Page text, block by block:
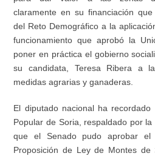
claramente en su financiación
del Reto Demográfico a la
funcionamiento que aprobó la
poner en práctica el gobierno
su candidata, Teresa Ribera a
medidas agrarias y ganaderas.
El diputado nacional ha
Popular de Soria, respaldado por
que el Senado pudo aprobar
Proposición de Ley de Montes